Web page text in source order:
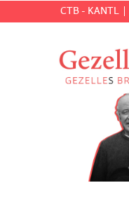
CTB - KANTL